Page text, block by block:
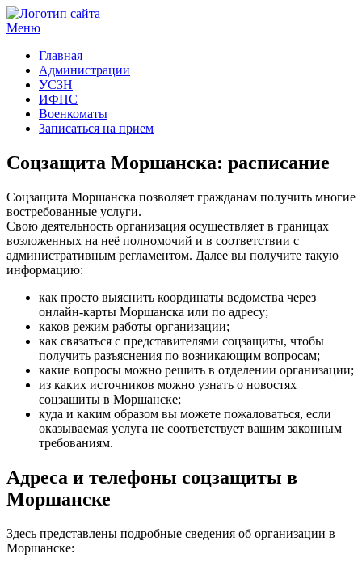
Меню
Главная
Администрации
УСЗН
ИФНС
Военкоматы
Записаться на прием
Соцзащита Моршанска: расписание
Соцзащита Моршанска позволяет гражданам получить многие
востребованные услуги.
Свою деятельность организация осуществляет в границах
возложенных на неё полномочий и в соответствии с
административным регламентом. Далее вы получите такую
информацию:
как просто выяснить координаты ведомства через
онлайн-карты Моршанска или по адресу;
каков режим работы организации;
как связаться с представителями соцзащиты, чтобы
получить разъяснения по возникающим вопросам;
какие вопросы можно решить в отделении организации;
из каких источников можно узнать о новостях
соцзащиты в Моршанске;
куда и каким образом вы можете пожаловаться, если
оказываемая услуга не соответствует вашим законным
требованиям.
Адреса и телефоны соцзащиты в
Моршанске
Здесь представлены подробные сведения об организации в
Моршанске: